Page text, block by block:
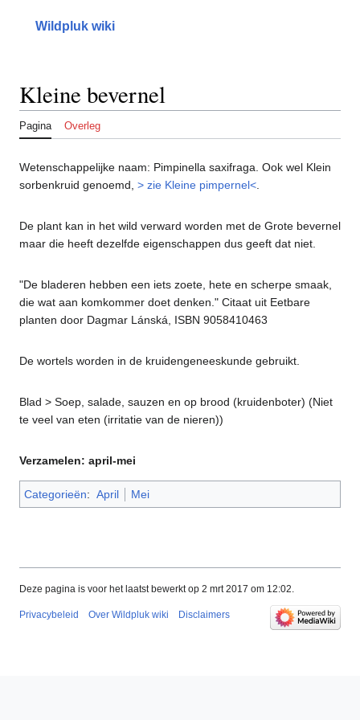
inhoud
springen
Wildpluk wiki
Kleine bevernel
Pagina Overleg
Wetenschappelijke naam: Pimpinella saxifraga. Ook wel Klein
sorbenkruid genoemd, > zie Kleine pimpernel<
De plant kan in het wild verward worden met de Grote bevernel
maar die heeft dezelfde eigenschappen dus geeft dat niet.
"De bladeren hebben een iets zoete, hete en scherpe smaak,
die wat aan komkommer doet denken." Citaat uit Eetbare
planten door Dagmar Lánská, ISBN 9058410463
De wortels worden in de kruidengeneeskunde gebruikt.
Blad > Soep, salade, sauzen en op brood (kruidenboter) (Niet
te veel van eten (irritatie van de nieren))
Verzamelen: april-mei
Categorieën: April Mei
Deze pagina is voor het laatst bewerkt op 2 mrt 2017 om 12:02.
Privacybeleid Over Wildpluk wiki Disclaimers